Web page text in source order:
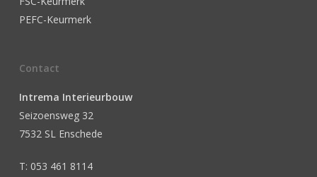
PEFC-Keurmerk
Contact
Intrema Interieurbouw
Seizoensweg 32
7532 SL Enschede
T: 053 461 8114